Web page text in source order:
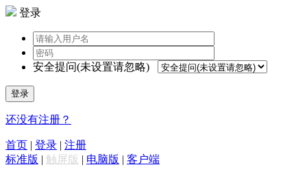
登录
安全提问(未设置请忽略)
登录
还没有注册？
首页 | 登录 | 注册
标准版 | 触屏版 | 电脑版 | 客户端